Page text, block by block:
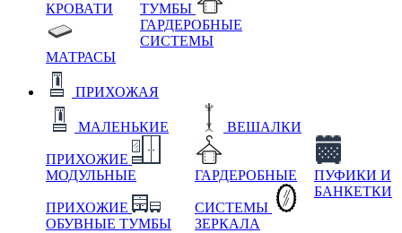
КРОВАТИ
МАТРАСЫ
ТУМБЫ
ГАРДЕРОБНЫЕ
СИСТЕМЫ
ПРИХОЖАЯ
МАЛЕНЬКИЕ
ПРИХОЖИЕ
МОДУЛЬНЫЕ
ПРИХОЖИЕ
ОБУВНЫЕ ТУМБЫ
ВЕШАЛКИ
ГАРДЕРОБНЫЕ
СИСТЕМЫ
ЗЕРКАЛА
ПУФИКИ И
БАНКЕТКИ